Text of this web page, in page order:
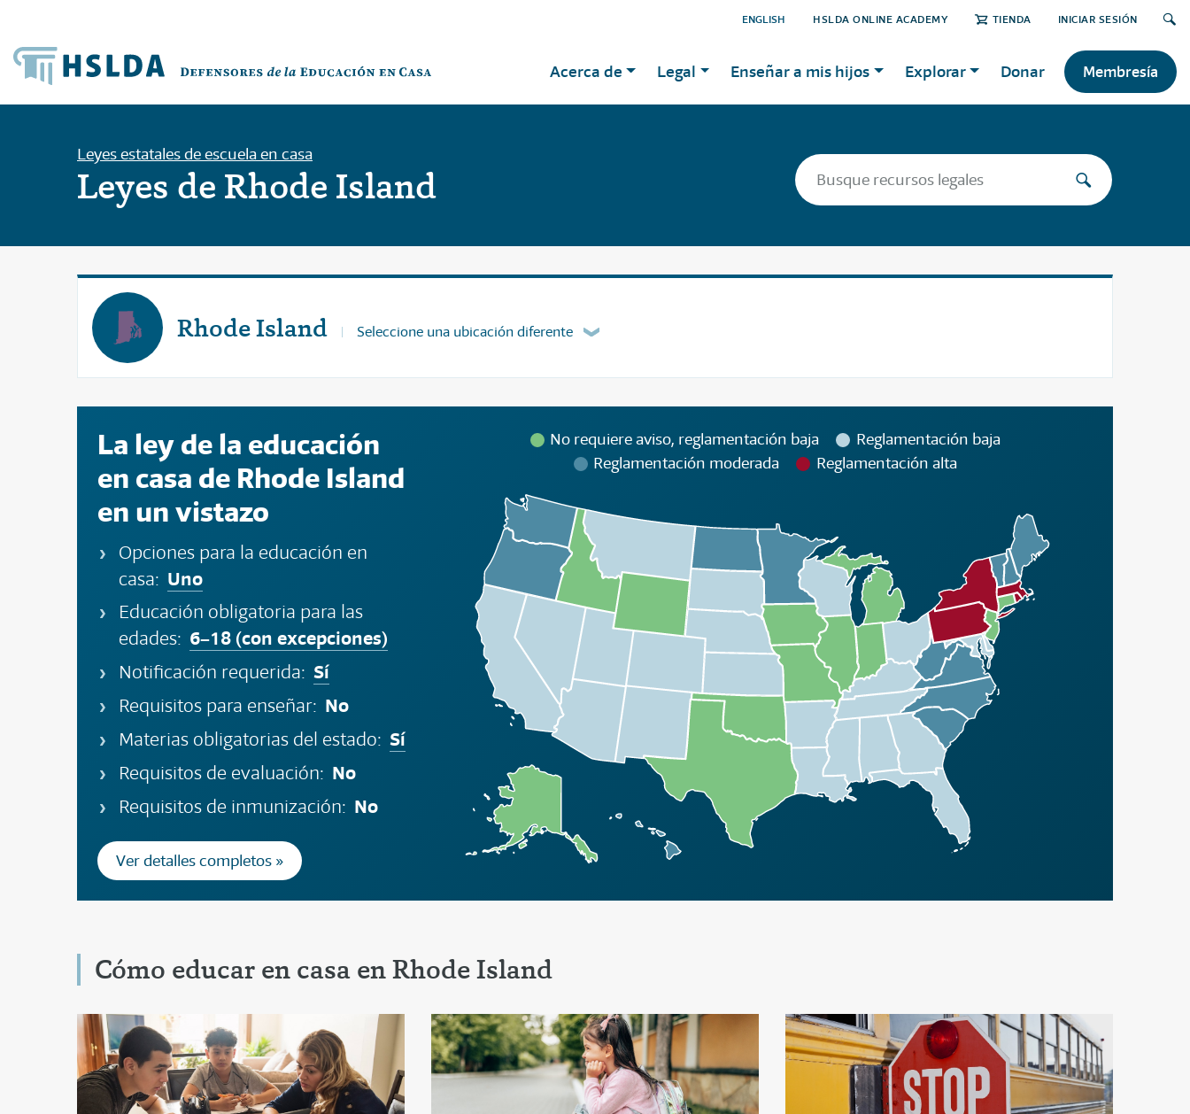
HSLDA ONLINE ACADEMY TIENDA INICIAR SESIÓN
ENGLISH
Acerca de Legal Enseñar a mis hijos Explorar Donar Membresía
Leyes estatales de escuela en casa
Leyes de Rhode Island
Rhode Island Seleccione una ubicación diferente
La ley de la educación
en casa de Rhode Island
en un vistazo
Opciones para la educación en
casa: Uno
Educación obligatoria para las
edades: 6–18 (con excepciones)
Notificación requerida: Sí
Requisitos para enseñar: No
Materias obligatorias del estado: Sí
Requisitos de evaluación: No
Requisitos de inmunización: No
Ver detalles completos »
No requiere aviso, reglamentación baja
Reglamentación baja
Reglamentación moderada
Reglamentación alta
Cómo educar en casa en Rhode Island